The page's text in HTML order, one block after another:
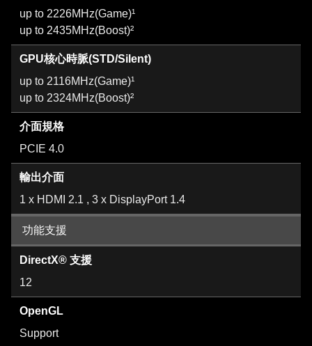
up to 2226MHz(Game)¹
up to 2435MHz(Boost)²
GPU核心時脈(STD/Silent)
up to 2116MHz(Game)¹
up to 2324MHz(Boost)²
介面規格
PCIE 4.0
輸出介面
1 x HDMI 2.1 , 3 x DisplayPort 1.4
功能支援
DirectX® 支援
12
OpenGL
Support